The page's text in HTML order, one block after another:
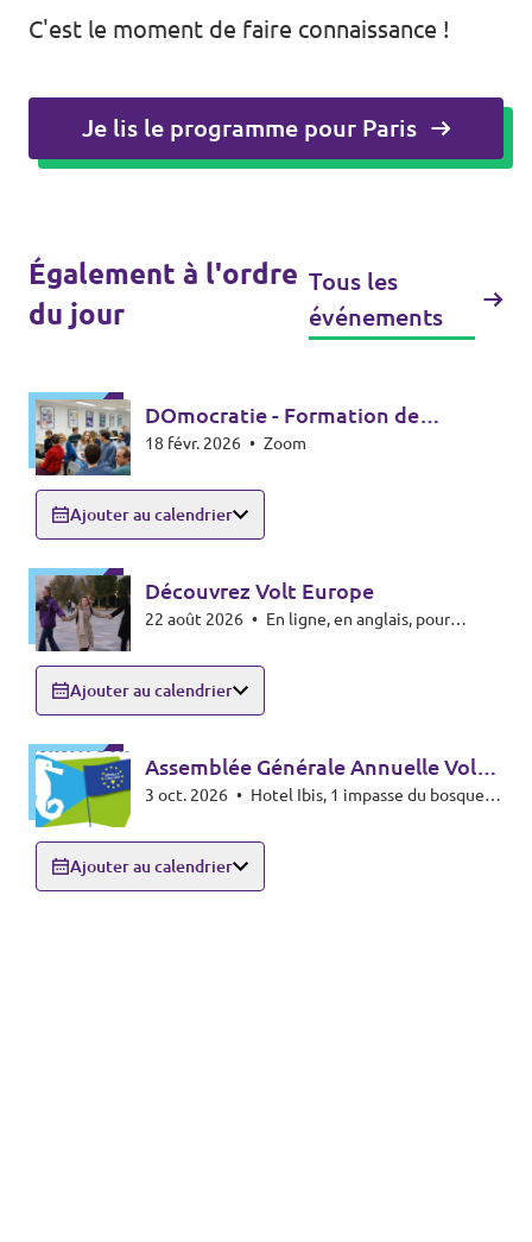
C'est le moment de faire connaissance !
Je lis le programme pour Paris
Également à l'ordre
du jour
Tous les
événements
DOmocratie - Formation de
l'Académie Volt
18 févr. 2026 • Zoom
Ajouter au calendrier
Découvrez Volt Europe
22 août 2026 •
Ajouter au calendrier
Assemblée Générale Annuelle Volt
France
3 oct. 2026 •
Ajouter au calendrier